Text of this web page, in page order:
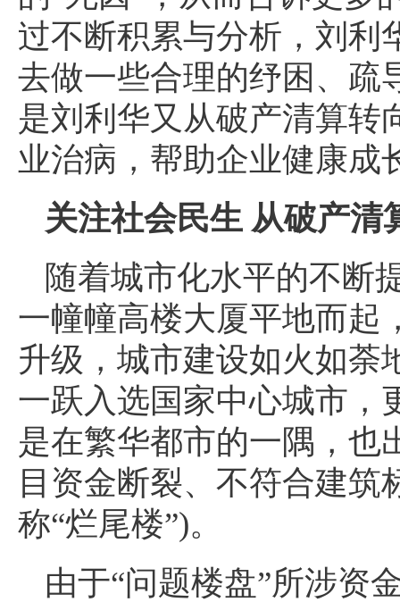
过不断积累与分析，刘利
去做一些合理的纾困、疏
是刘利华又从破产清算转
业治病，帮助企业健康成
关注社会民生 从破产清
随着城市化水平的不断
一幢幢高楼大厦平地而起
升级，城市建设如火如荼
一跃入选国家中心城市，
是在繁华都市的一隅，也
目资金断裂、不符合建筑
称“烂尾楼”)。
由于“问题楼盘”所涉资